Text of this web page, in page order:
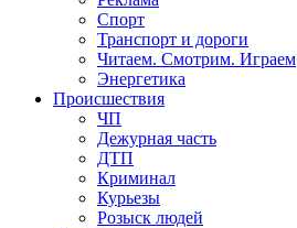
Спорт
Транспорт и дороги
Читаем. Смотрим. Играем
Энергетика
Происшествия
ЧП
Дежурная часть
ДТП
Криминал
Курьезы
Розыск людей